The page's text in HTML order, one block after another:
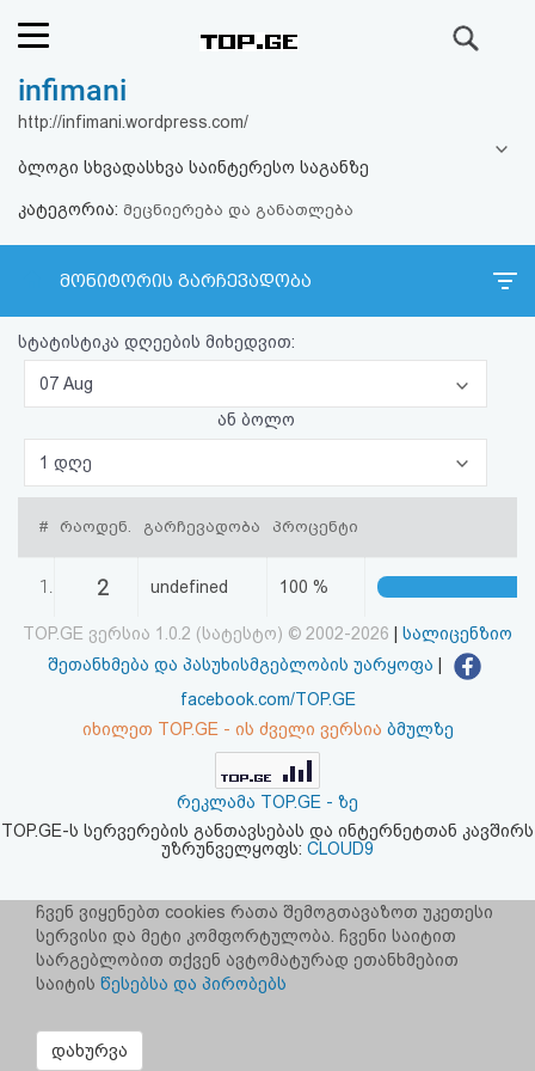
რეიტინგი
ფოსტა
კითხვა-
პასუხი
ავტორიზაცია
რეგისტრაცია
აღდგენა
კოდი
სალიცენზიო
პასუხისმგებლობის
უარყოფა
infimani
http://infimani.wordpress.com/
ბლოგი სხვადასხვა საინტერესო საგანზე
კატეგორია: მეცნიერება და განათლება
მონიტორის გარჩევადობა
სტატისტიკა დღეების მიხედვით:
07 Aug
ან ბოლო
1 დღე
# რაოდენ. გარჩევადობა პროცენტი
1. 2 undefined 100 %
TOP.GE ვერსია 1.0.2 (სატესტო) © 2002-2026
სალიცენზიო
შეთანხმება და პასუხისმგებლობის უარყოფა
facebook.com/TOP.GE
იხილეთ TOP.GE - ის ძველი ვერსია ბმულზე
რეკლამა TOP.GE - ზე
TOP.GE-ს სერვერების განთავსებას და ინტერნეტთან კავშირს
უზრუნველყოფს: CLOUD9
ჩვენ ვიყენებთ cookies რათა შემოგთავაზოთ უკეთესი
სერვისი და მეტი კომფორტულობა. ჩვენი საიტით
სარგებლობით თქვენ ავტომატურად ეთანხმებით
საიტის წესებსა და პირობებს
დახურვა